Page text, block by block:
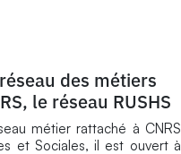
des métiers
le réseau RUSHS
métier rattaché à CNRS
et Sociales, il est ouvert à